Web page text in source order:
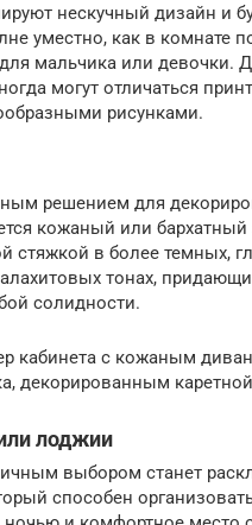
нескучный дизайн и
уместно, как в комнате
мальчика или девочки.
могут отличаться
рисунками.
решением для
кожаный или
стяжкой в более темных,
тонах,
солидности.
кабинета с кожаным
декорированным
лоджии
выбором станет
способен